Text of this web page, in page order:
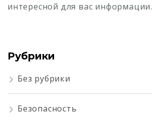
интересной для вас информации.
Рубрики
Без рубрики
Безопасность